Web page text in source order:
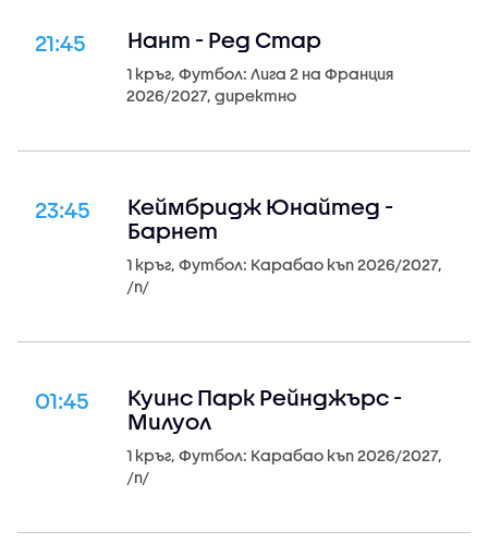
21:45 Нант - Ред Стар
1 кръг, Футбол: Лига 2 на Франция
2026/2027, директно
23:45
Кеймбридж Юнайтед -
Барнет
1 кръг, Футбол: Карабао къп 2026/2027,
/n/
01:45
Куинс Парк Рейнджърс -
Милуол
1 кръг, Футбол: Карабао къп 2026/2027,
/n/